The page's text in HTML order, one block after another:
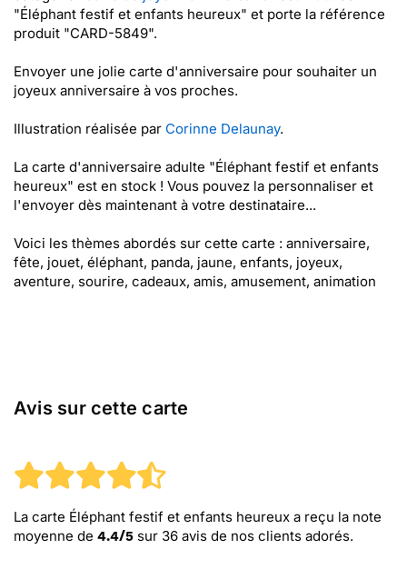
"Éléphant festif et enfants heureux" et porte la référence
produit "CARD-5849".
Envoyer une jolie carte d'anniversaire pour souhaiter un
joyeux anniversaire à vos proches.
Illustration réalisée par Corinne Delaunay.
La carte d'anniversaire adulte "Éléphant festif et enfants
heureux" est en stock ! Vous pouvez la personnaliser et
l'envoyer dès maintenant à votre destinataire...
Voici les thèmes abordés sur cette carte : anniversaire,
fête, jouet, éléphant, panda, jaune, enfants, joyeux,
aventure, sourire, cadeaux, amis, amusement, animation
Avis sur cette carte
La carte Éléphant festif et enfants heureux a reçu la note
moyenne de 4.4/5 sur 36 avis de nos clients adorés.